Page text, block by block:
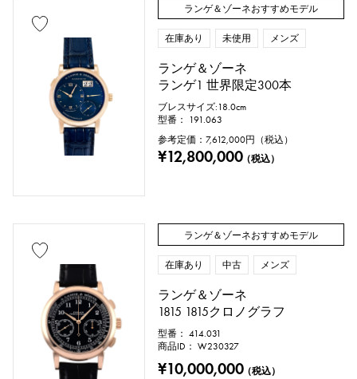
ブラックゴールド シェル
スティングレイ（エイ革） パイソン
クロコ パラジウム レザー
ダイヤモンド エメラルド ヒスイ
パール アレキサンドライト
ルビー オニキス
サファイア オパール トルマリン
ランゲ＆ゾーネおすすめモデル
在庫あり 未使用 メンズ
ランゲ＆ゾーネ
ランゲ1 世界限定300本
ブレスサイズ:18.0cm
型番： 191.063
参考定価：7,612,000円（税込）
¥12,800,000（税込）
ランゲ＆ゾーネおすすめモデル
在庫あり 中古 メンズ
ランゲ＆ゾーネ
1815 1815クロノグラフ
型番： 414.031
商品ID： W230327
¥10,000,000（税込）